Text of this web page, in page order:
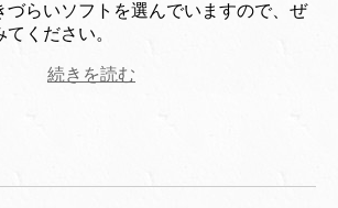
づらいソフトを選んでいますので、ぜ
ください。
続きを読む